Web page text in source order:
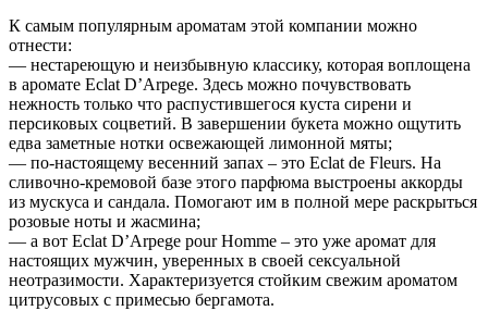
К самым популярным ароматам этой компании можно
отнести:
— нестареющую и неизбывную классику, которая воплощена
в аромате Eclat D’Arpege. Здесь можно почувствовать
нежность только что распустившегося куста сирени и
персиковых соцветий. В завершении букета можно ощутить
едва заметные нотки освежающей лимонной мяты;
— по-настоящему весенний запах – это Eclat de Fleurs. На
сливочно-кремовой базе этого парфюма выстроены аккорды
из мускуса и сандала. Помогают им в полной мере раскрыться
розовые ноты и жасмина;
— а вот Eclat D’Arpege pour Homme – это уже аромат для
настоящих мужчин, уверенных в своей сексуальной
неотразимости. Характеризуется стойким свежим ароматом
цитрусовых с примесью бергамота.